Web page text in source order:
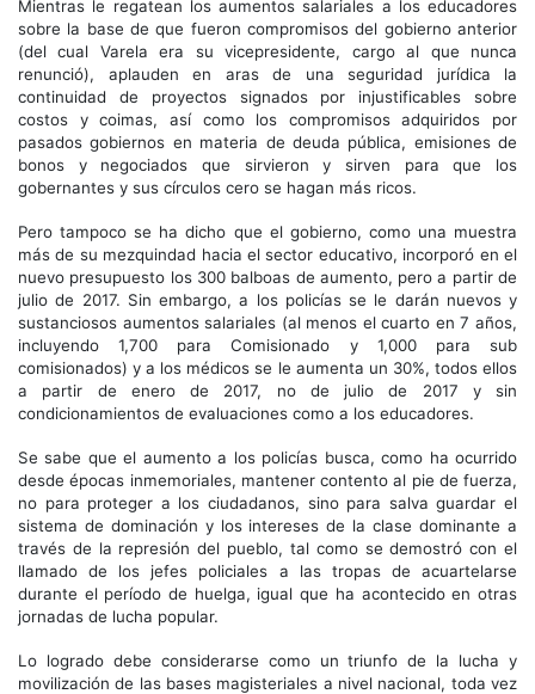
Mientras le regatean los aumentos salariales a los educadores
sobre la base de que fueron compromisos del gobierno anterior
(del cual Varela era su vicepresidente, cargo al que nunca
renunció), aplauden en aras de una seguridad jurídica la
continuidad de proyectos signados por injustificables sobre
costos y coimas, así como los compromisos adquiridos por
pasados gobiernos en materia de deuda pública, emisiones de
bonos y negociados que sirvieron y sirven para que los
gobernantes y sus círculos cero se hagan más ricos.
Pero tampoco se ha dicho que el gobierno, como una muestra
más de su mezquindad hacia el sector educativo, incorporó en el
nuevo presupuesto los 300 balboas de aumento, pero a partir de
julio de 2017. Sin embargo, a los policías se le darán nuevos y
sustanciosos aumentos salariales (al menos el cuarto en 7 años,
incluyendo 1,700 para Comisionado y 1,000 para sub
comisionados) y a los médicos se le aumenta un 30%, todos ellos
a partir de enero de 2017, no de julio de 2017 y sin
condicionamientos de evaluaciones como a los educadores.
Se sabe que el aumento a los policías busca, como ha ocurrido
desde épocas inmemoriales, mantener contento al pie de fuerza,
no para proteger a los ciudadanos, sino para salva guardar el
sistema de dominación y los intereses de la clase dominante a
través de la represión del pueblo, tal como se demostró con el
llamado de los jefes policiales a las tropas de acuartelarse
durante el período de huelga, igual que ha acontecido en otras
jornadas de lucha popular.
Lo logrado debe considerarse como un triunfo de la lucha y
movilización de las bases magisteriales a nivel nacional, toda vez